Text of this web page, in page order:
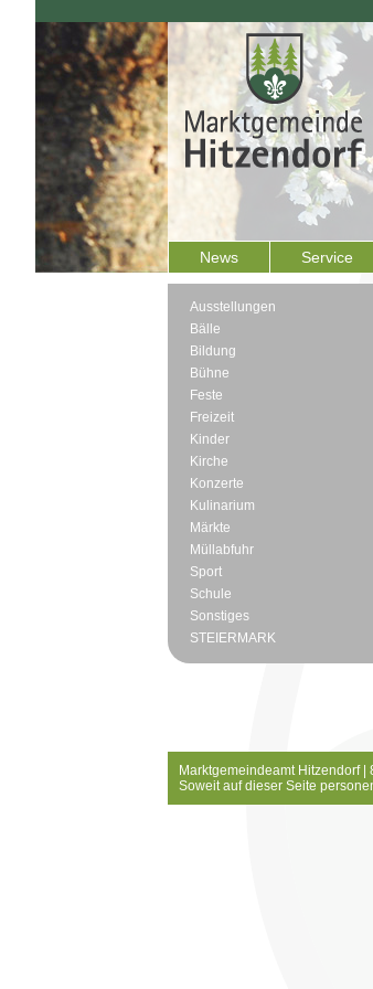
News Service
Ausstellungen
Bälle
Bildung
Bühne
Feste
Freizeit
Kinder
Kirche
Konzerte
Kulinarium
Märkte
Müllabfuhr
Sport
Schule
Sonstiges
STEIERMARK
Marktgemeindeamt Hitzendorf |
Soweit auf dieser Seite